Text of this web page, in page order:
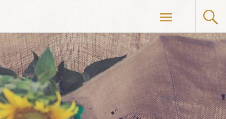
principal